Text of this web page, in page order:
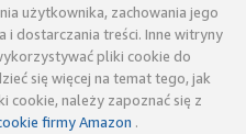
użytkownika, zachowania jego
i dostarczania treści. Inne witryny
pliki cookie do
się więcej na temat tego, jak
cookie, należy zapoznać się z
firmy Amazon .